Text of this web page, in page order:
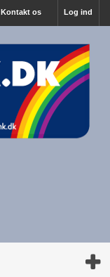
Log ind
Kontakt os